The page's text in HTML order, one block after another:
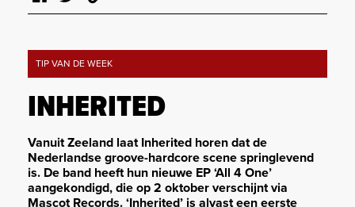
TIP VAN DE WEEK
INHERITED
Vanuit Zeeland laat Inherited horen dat de
Nederlandse groove-hardcore scene springlevend
is. De band heeft hun nieuwe EP ‘All 4 One’
aangekondigd, die op 2 oktober verschijnt via
Mascot Records. ‘Inherited’ is alvast een eerste